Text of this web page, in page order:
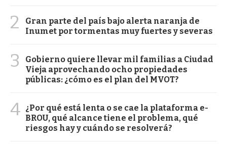
2
Gran parte del país bajo alerta naranja de
Inumet por tormentas muy fuertes y severas
3
Gobierno quiere llevar mil familias a Ciudad
Vieja aprovechando ocho propiedades
públicas: ¿cómo es el plan del MVOT?
4 ¿Por qué está lenta o se cae la plataforma e-
BROU, qué alcance tiene el problema, qué
riesgos hay y cuándo se resolverá?